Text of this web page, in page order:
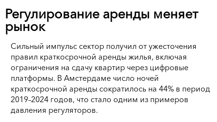
Регулирование аренды меняет
рынок
Сильный импульс сектор получил от ужесточения
правил краткосрочной аренды жилья, включая
ограничения на сдачу квартир через цифровые
платформы. В Амстердаме число ночей
краткосрочной аренды сократилось на 44% в период
2019–2024 годов, что стало одним из примеров
давления регуляторов.